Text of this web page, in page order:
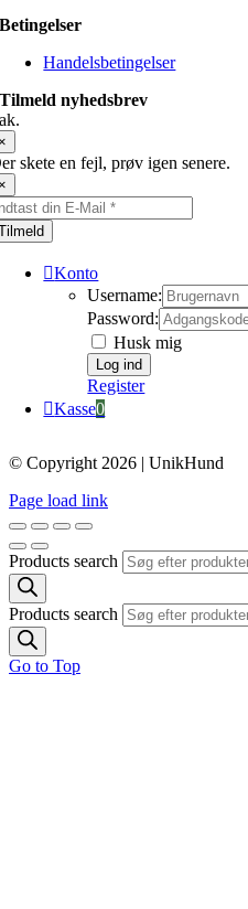
Betingelser
Handelsbetingelser
Tilmeld nyhedsbrev
skete en fejl, prøv igen senere.
Konto
Username:
Password:
Husk mig
Register
Kasse0
© Copyright 2026 | UnikHund
Page load link
Products search
Products search
Go to Top